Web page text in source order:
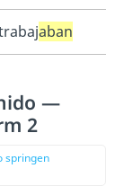
aban
—
2
springen